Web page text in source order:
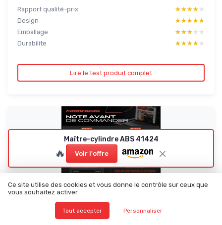
Rapport qualité-prix ★★★★★
★★★★★
Design
★★★★★
★★★★★
Emballage
★★★★★
★★★★★
Durabilite
★★★★★
★★★★★
Lire le test produit complet
Maître-cylindre ABS 41424
🔥 Voir l'offre
Ce site utilise des cookies et vous donne le contrôle sur ceux que
vous souhaitez activer
Tout accepter Personnaliser